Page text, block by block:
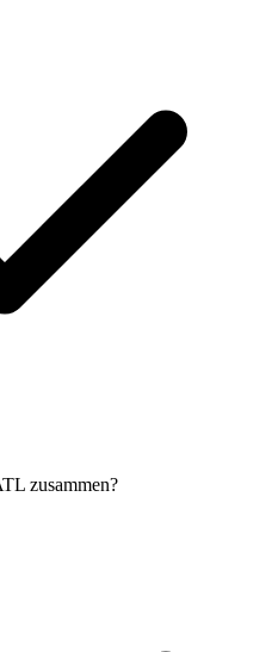
zusammen?